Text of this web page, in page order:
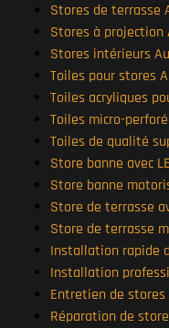
Stores de terrasse
Stores à projection
Stores intérieurs
Toiles pour stores
Toiles acryliques
Toiles micro-
Toiles de qualité
Store banne avec
Store banne
Store de terrasse
Store de terrasse
Installation rapide
Installation
Entretien de stores
Réparation de